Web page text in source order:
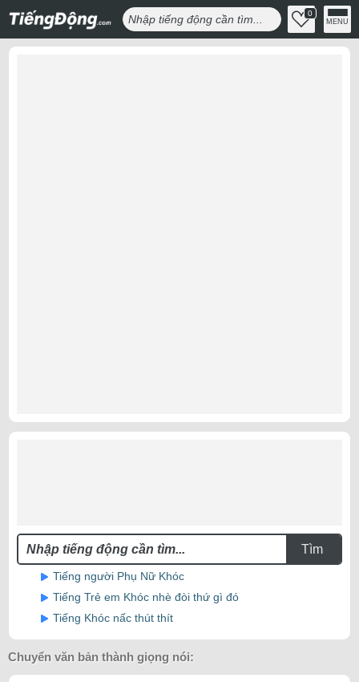
0
MENU
Tìm
Tiếng người Phụ Nữ Khóc
Tiếng Trẻ em Khóc nhè đòi thứ gì đó
Tiếng Khóc nấc thút thít
Chuyển văn bản thành giọng nói: